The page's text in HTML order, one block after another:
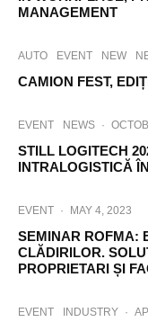
MANAGEMENT
AUTO EVENT NEW
CAMION FEST,
EVENT NEWS ·
STILL LOGITECH
INTRALOGISTICĂ
EVENT · MAY 4, 2023
SEMINAR ROFMA:
CLĂDIRILOR.
PROPRIETARI ȘI
EVENT INDUSTRY ·